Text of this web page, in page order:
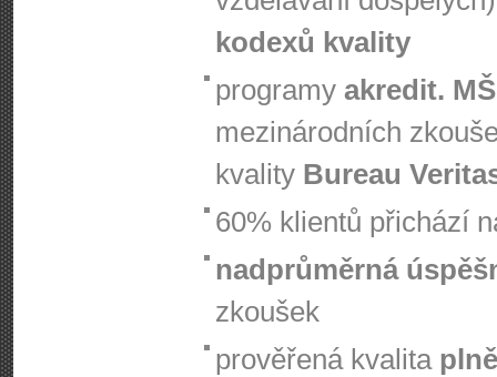
kodexů kvality
programy akredit.
mezinárodních
kvality Bureau
60% klientů přichází
nadprůměrná
zkoušek
prověřená kvalita